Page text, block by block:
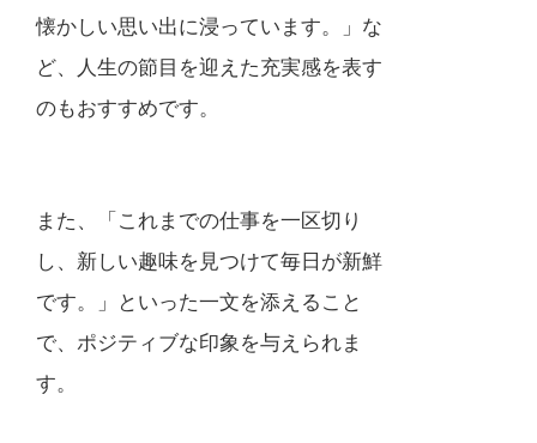
懐かしい思い出に浸っています。」な
ど、人生の節目を迎えた充実感を表す
のもおすすめです。
また、「これまでの仕事を一区切り
し、新しい趣味を見つけて毎日が新鮮
です。」といった一文を添えること
で、ポジティブな印象を与えられま
す。